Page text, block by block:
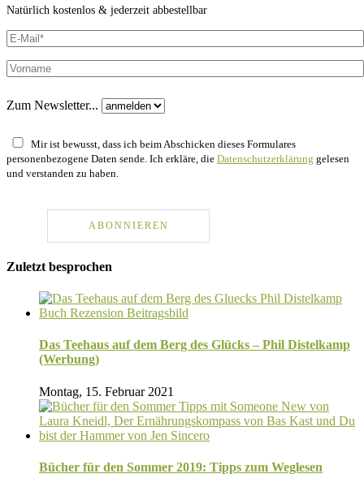
Natürlich kostenlos & jederzeit abbestellbar
Zum Newsletter...
Mir ist bewusst, dass ich beim Abschicken dieses Formulares
personenbezogene Daten sende. Ich erkläre, die Datenschutzerklärung gelesen
und verstanden zu haben.
Zuletzt besprochen
Das Teehaus auf dem Berg des Glücks – Phil Distelkamp
(Werbung)
Montag, 15. Februar 2021
Bücher für den Sommer 2019: Tipps zum Weglesen